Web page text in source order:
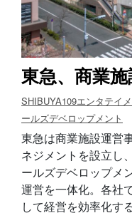
東急、商業
SHIBUYA109エンタテイ
ールズデベロップメント
東急は商業施設運営
ネジメントを設立し
ールズデベロップメ
運営を一体化。各社
して経営を効率化す